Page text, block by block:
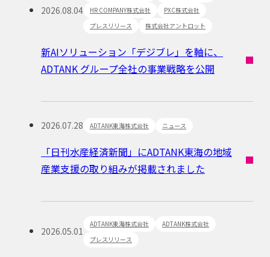
2026.08.04
HR COMPANY株式会社
PXC株式会社
プレスリリース
株式会社アントロット
新AIソリューション「デジブレ」を軸に、
ADTANK グループ全社の事業戦略を公開
2026.07.28 ADTANK東海株式会社 ニュース
「日刊水産経済新聞」にADTANK東海の地域
産業支援の取り組みが掲載されました
2026.05.01
ADTANK東海株式会社
ADTANK株式会社
プレスリリース